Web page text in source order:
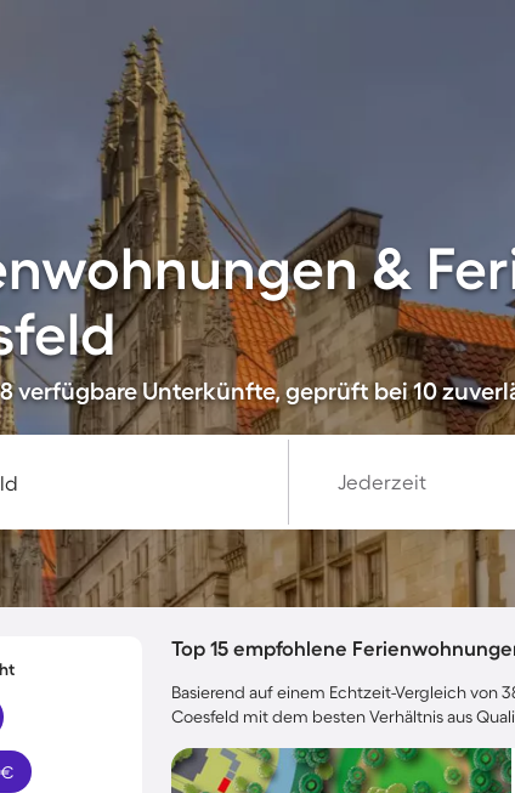
&
verfügbare Unterkünfte, geprüft bei 10
Jederzeit
€
Top 15 empfohlene
Basierend auf einem Echtzeit-Vergleich von
Coesfeld mit dem besten Verhältnis aus